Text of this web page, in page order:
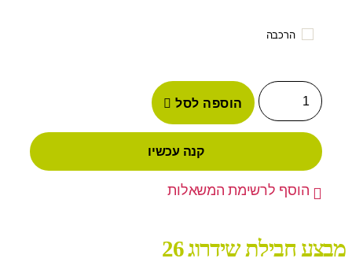
הרכבה
הוספה לסל
קנה עכשיו
הוסף לרשימת המשאלות
מבצע חבילת שידרוג 26